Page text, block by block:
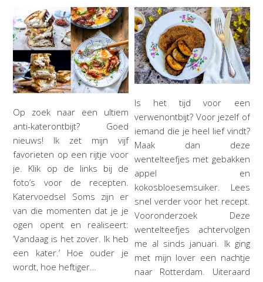
Op zoek naar een ultiem
anti-katerontbijt? Goed
nieuws! Ik zet mijn vijf
favorieten op een rijtje voor
je. Klik op de links bij de
foto’s voor de recepten.
Katervoedsel Soms zijn er
van die momenten dat je je
ogen opent en realiseert:
‘Vandaag is het zover. Ik heb
een kater.’ Hoe ouder je
wordt, hoe heftiger…
Is het tijd voor een
verwenontbijt? Voor jezelf of
iemand die je heel lief vindt?
Maak dan deze
wentelteefjes met gebakken
appel en
kokosbloesemsuiker. Lees
snel verder voor het recept.
Vooronderzoek Deze
wentelteefjes achtervolgen
me al sinds januari. Ik ging
met mijn lover een nachtje
naar Rotterdam. Uiteraard